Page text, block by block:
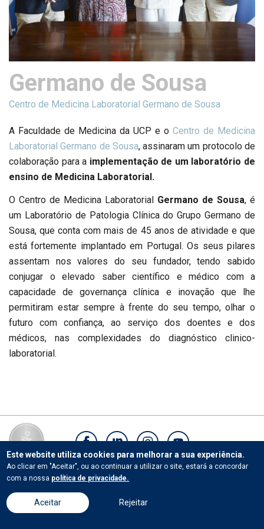
Germano de Sousa
Centro de Medicina Laboratorial Germano de Sousa
A Faculdade de Medicina da UCP e o Centro de Medicina
Laboratorial Germano de Sousa, assinaram um protocolo de
colaboração para a implementação de um laboratório de
ensino de Medicina Laboratorial.
O Centro de Medicina Laboratorial Germano de Sousa, é
um Laboratório de Patologia Clínica do Grupo Germano de
Sousa, que conta com mais de 45 anos de atividade e que
está fortemente implantado em Portugal. Os seus pilares
assentam nos valores do seu fundador, tendo sabido
conjugar o elevado saber científico e médico com a
capacidade de governança clínica e inovação que lhe
permitiram estar sempre à frente do seu tempo, olhar o
futuro com confiança, ao serviço dos doentes e dos
médicos, nas complexidades do diagnóstico clinico-
laboratorial.
Contactos
© Universidade Católica Portuguesa.Todos os direitos reservados. |
Este website utiliza cookies para melhorar a sua experiência.
Ao clicar em "Aceitar", ou ao continuar a utilizar o site, estará a concordar
com a nossa política de privacidade.
Aceitar Rejeitar